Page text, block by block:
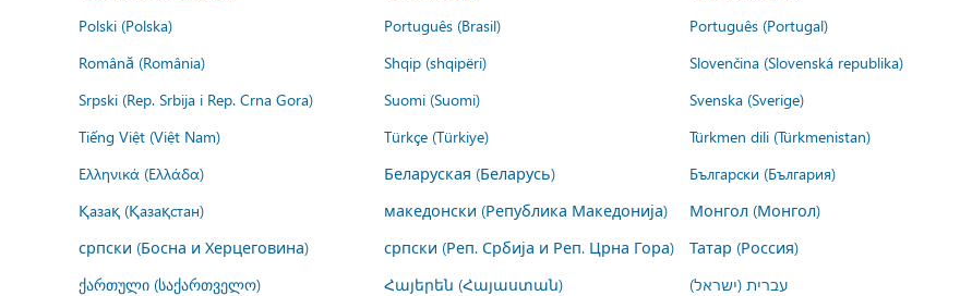
Polski (Polska)
Português (Brasil) Português (Portugal)
Română (România)
Shqip (shqipëri) Slovenčina (Slovenská republika)
Srpski (Rep. Srbija i Rep. Crna Gora)
Suomi (Suomi) Svenska (Sverige)
Tiếng Việt (Việt Nam)
Türkçe (Türkiye) Türkmen dili (Türkmenistan)
Ελληνικά (Ελλάδα)
Беларуская (Беларусь) Български (България)
Қазақ (Қазақстан)
македонски (Република Македонија) Монгол (Монгол)
српски (Босна и Херцеговина)
српски (Реп. Србија и Реп. Црна Гора) Татар (Россия)
ქართული (საქართველო)
Հայերեն (Հայաստան) עברית (ישראל)